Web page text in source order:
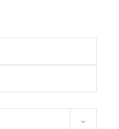
